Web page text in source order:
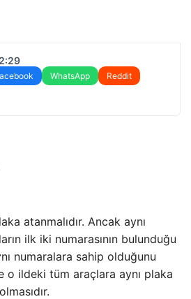
WhatsApp
Reddit
atanmalıdır. Ancak aynı
ilk iki numarasının bulunduğu
numaralara sahip olduğunu
o ildeki tüm araçlara aynı plaka